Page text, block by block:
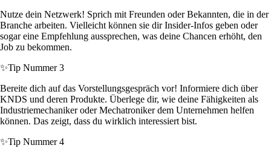
Nutze dein Netzwerk! Sprich mit Freunden oder Bekannten, die in der
Branche arbeiten. Vielleicht können sie dir Insider-Infos geben oder
sogar eine Empfehlung aussprechen, was deine Chancen erhöht, den
Job zu bekommen.
✨Tip Nummer 3
Bereite dich auf das Vorstellungsgespräch vor! Informiere dich über
KNDS und deren Produkte. Überlege dir, wie deine Fähigkeiten als
Industriemechaniker oder Mechatroniker dem Unternehmen helfen
können. Das zeigt, dass du wirklich interessiert bist.
✨Tip Nummer 4